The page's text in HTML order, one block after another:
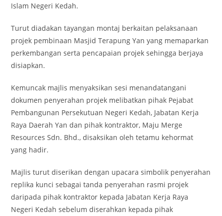
Islam Negeri Kedah.
Turut diadakan tayangan montaj berkaitan pelaksanaan
projek pembinaan Masjid Terapung Yan yang memaparkan
perkembangan serta pencapaian projek sehingga berjaya
disiapkan.
Kemuncak majlis menyaksikan sesi menandatangani
dokumen penyerahan projek melibatkan pihak Pejabat
Pembangunan Persekutuan Negeri Kedah, Jabatan Kerja
Raya Daerah Yan dan pihak kontraktor, Maju Merge
Resources Sdn. Bhd., disaksikan oleh tetamu kehormat
yang hadir.
Majlis turut diserikan dengan upacara simbolik penyerahan
replika kunci sebagai tanda penyerahan rasmi projek
daripada pihak kontraktor kepada Jabatan Kerja Raya
Negeri Kedah sebelum diserahkan kepada pihak